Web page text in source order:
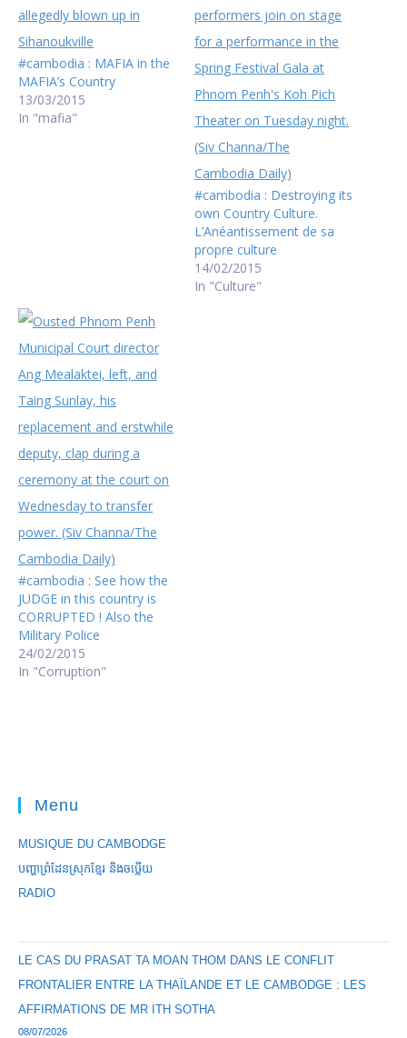
#cambodia : MAFIA in the
MAFIA’s Country
13/03/2015
In "mafia"
#cambodia : Destroying its
own Country Culture.
L’Anéantissement de sa
propre culture
14/02/2015
In "Culture"
#cambodia : See how the
JUDGE in this country is
CORRUPTED ! Also the
Military Police
24/02/2015
In "Corruption"
Menu
MUSIQUE DU CAMBODGE
បញ្ហាព្រំដែនស្រុកខ្មែរ និងចឞ្លើយ
RADIO
LE CAS DU PRASAT TA MOAN THOM DANS LE CONFLIT
FRONTALIER ENTRE LA THAÏLANDE ET LE CAMBODGE : LES
AFFIRMATIONS DE MR ITH SOTHA
08/07/2026